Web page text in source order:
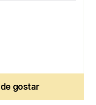
gostar